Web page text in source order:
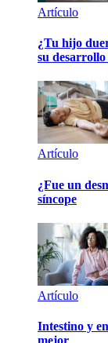
Artículo
¿Tu hijo
su
Artículo
¿Fue un
síncope
Artículo
Intestino y